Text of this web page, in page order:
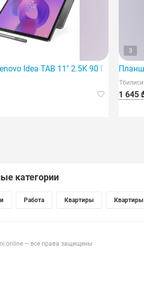
Idea TAB 11" 2.5K 90 Гц 8 ГБ
3
Тбилиси
1 645
категории
Работа Квартиры
— все права защищены